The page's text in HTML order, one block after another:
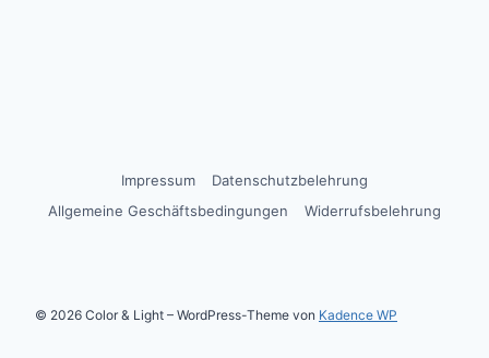
Impressum
Datenschutzbelehrung
Allgemeine Geschäftsbedingungen
Widerrufsbelehrung
© 2026 Color & Light – WordPress-Theme von Kadence WP